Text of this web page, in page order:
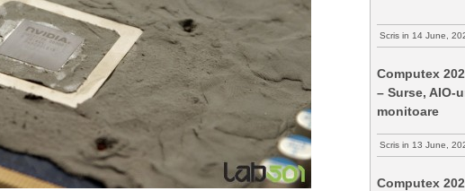
Scris in 14 June,
Computex
– Surse, AIO-
monitoare
Scris in 13 June,
Computex